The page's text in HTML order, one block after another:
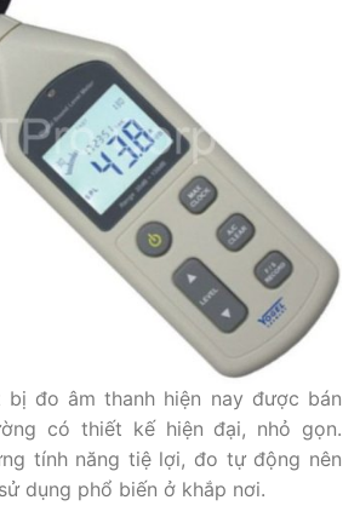
bị đo âm thanh hiện nay được bán
có thiết kế hiện đại, nhỏ gọn.
tính năng tiệ lợi, đo tự động nên
dụng phổ biến ở khắp nơi.